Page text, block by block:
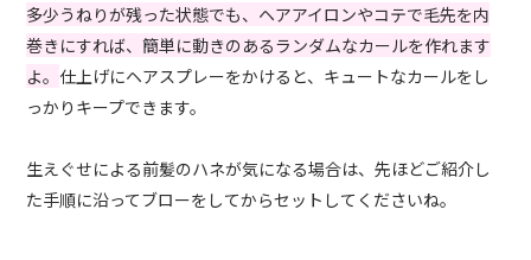
多少うねりが残った状態でも、ヘアアイロンやコテで毛先を内
巻きにすれば、簡単に動きのあるランダムなカールを作れます
よ。 仕上げにヘアスプレーをかけると、キュートなカールをし
っかりキープできます。
生えぐせによる前髪のハネが気になる場合は、先ほどご紹介し
た手順に沿ってブローをしてからセットしてくださいね。